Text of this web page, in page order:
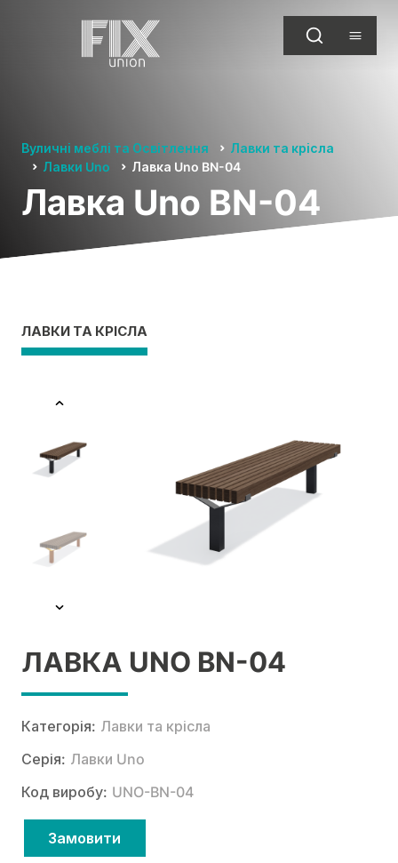
Вуличні меблі та Освітлення
Лавки та крісла
Лавки Uno
Лавка Uno BN-04
Лавка Uno BN-04
ЛАВКИ ТА КРІСЛА
ЛАВКА UNO BN-04
Категорія: Лавки та крісла
Серія: Лавки Uno
Код виробу: UNO-BN-04
Замовити